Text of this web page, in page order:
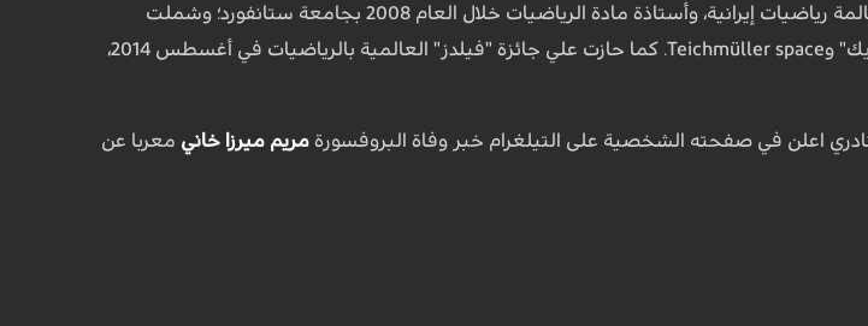
مريم ميرزاخاني هي من مواليد مايو 1977 في طهران، عالمة رياضيات إيرانية، وأستاذة مادة الرياضيات خلال العام 2008 بجامعة ستانفورد؛ وشملت
إهتماماتها البحثية بـ"الهندسة الزائدية" و"نظرية إرجوديك" وTeichmüller space. كما حازت علي جائزة "فيلدز" العالمية بالرياضيات في أغسطس 2014،
نادري اعلن في صفحته الشخصية على التيلغرام خبر وفاة البروفسورة مريم ميرزا خاني معربا عن